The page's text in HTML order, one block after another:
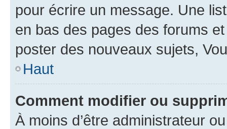
pour écrire un message. Une
en bas des pages des forums
poster des nouveaux sujets,
Haut
Comment modifier ou
À moins d’être administrateur